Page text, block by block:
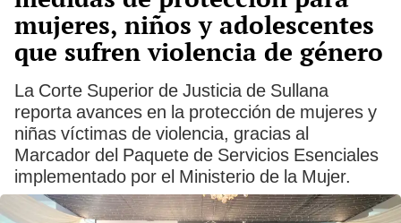
mujeres, niños y adolescentes
que sufren violencia de género
La Corte Superior de Justicia de Sullana
reporta avances en la protección de mujeres y
niñas víctimas de violencia, gracias al
Marcador del Paquete de Servicios Esenciales
implementado por el Ministerio de la Mujer.